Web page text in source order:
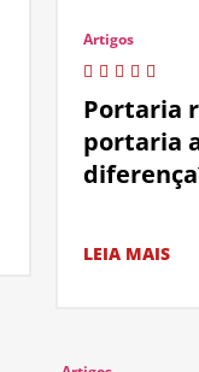
Artigos
Portaria
portaria
LEIA MAIS